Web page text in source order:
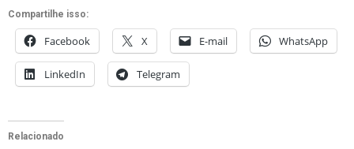
Compartilhe isso:
Facebook X E-mail WhatsApp
LinkedIn Telegram
Relacionado